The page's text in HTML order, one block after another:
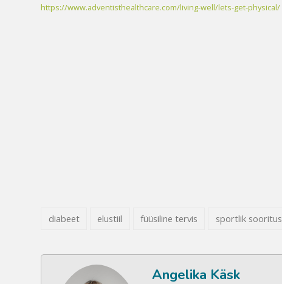
https://www.adventisthealthcare.com/living-well/lets-get-physical/
diabeet elustiil füüsiline tervis sportlik sooritus
Angelika Käsk